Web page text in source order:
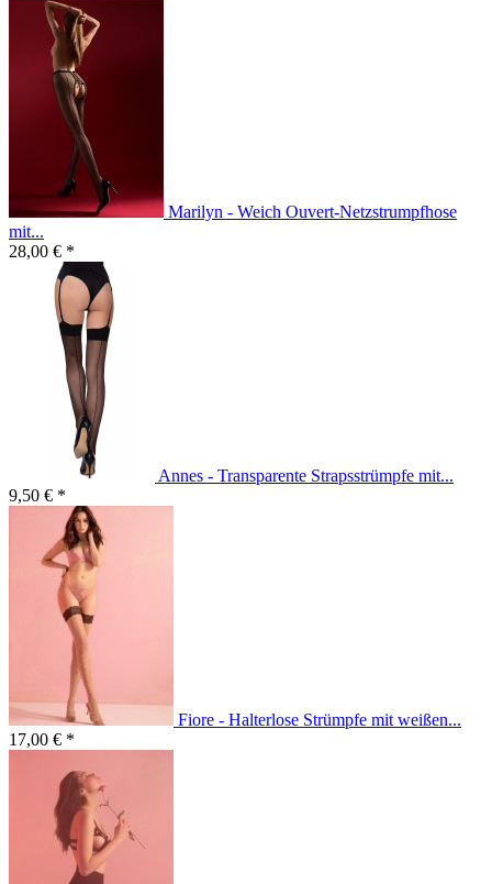
Marilyn - Weich Ouvert-Netzstrumpfhose
mit...
28,00 € *
Annes - Transparente Strapsstrümpfe mit...
9,50 € *
Fiore - Halterlose Strümpfe mit weißen...
17,00 € *